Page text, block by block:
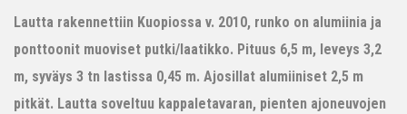
Lautta rakennettiin Kuopiossa v. 2010, runko on alumiinia ja
ponttoonit muoviset putki/laatikko. Pituus 6,5 m, leveys 3,2
m, syväys 3 tn lastissa 0,45 m. Ajosillat alumiiniset 2,5 m
pitkät. Lautta soveltuu kappaletavaran, pienten ajoneuvojen